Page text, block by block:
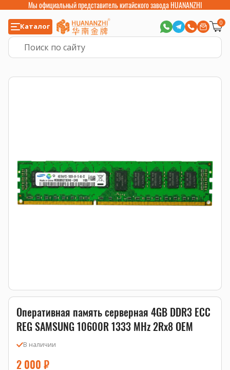
Мы официальный представитель китайского завода HUANANZHI
Каталог 0
Оперативная память серверная 4GB DDR3 ECC
REG SAMSUNG 10600R 1333 MHz 2Rx8 OEM
В наличии
2 000 ₽